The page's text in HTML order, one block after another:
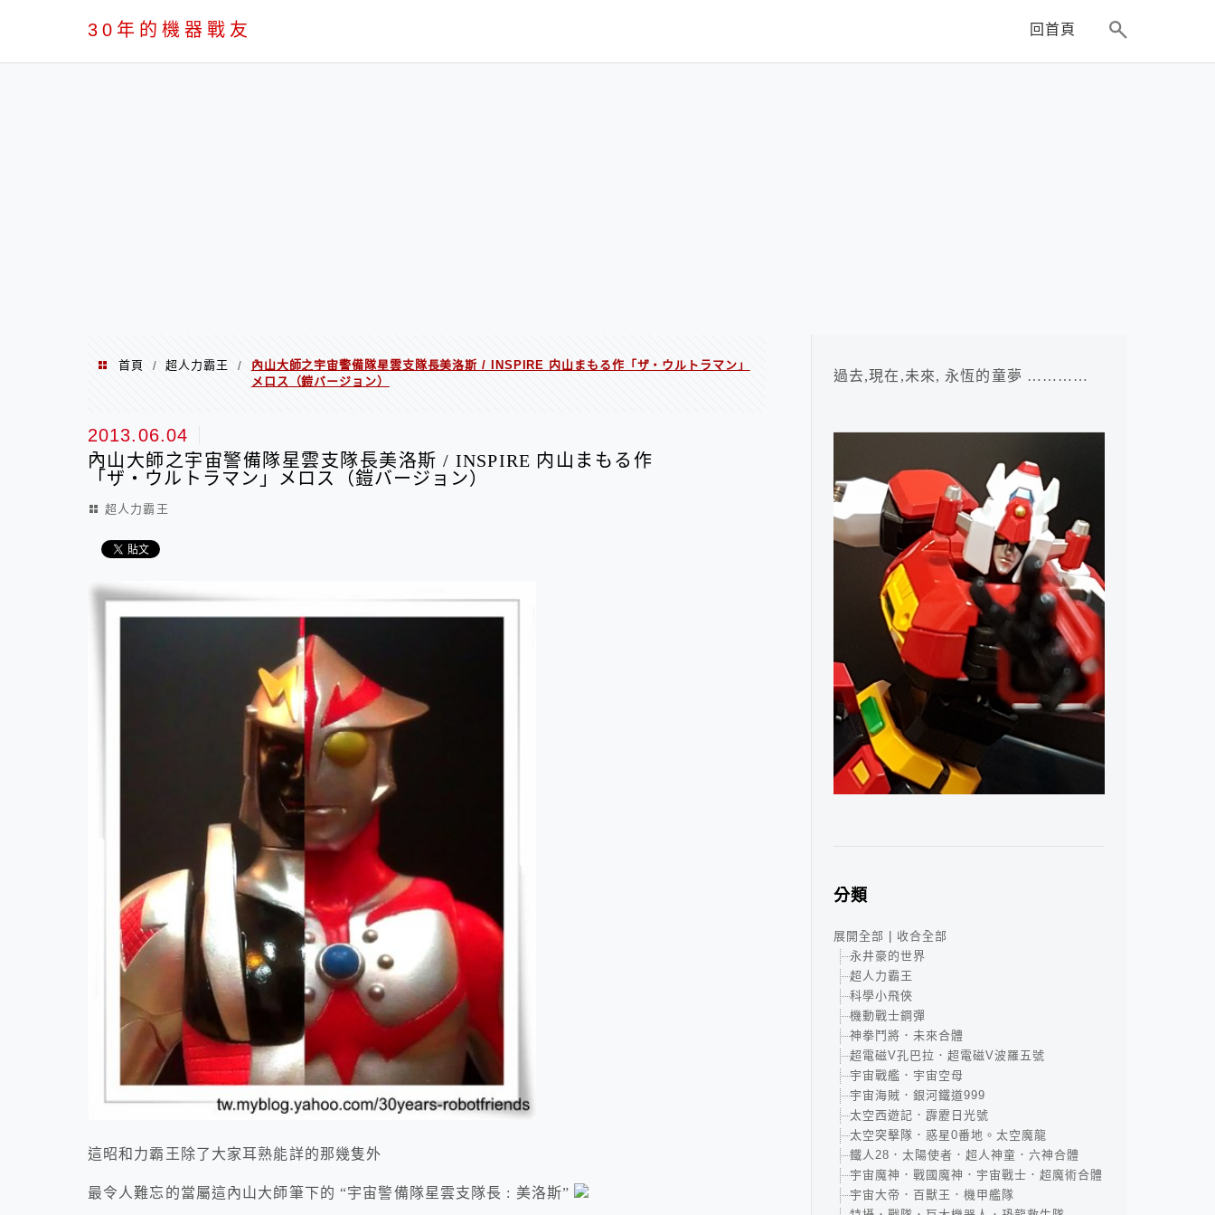
30年的機器戰友 回首頁
首頁 / 超人力霸王 /
內山大師之宇宙警備隊星雲支隊長美洛斯 / INSPIRE 内山まもる作「ザ・ウルトラマン」
メロス（鎧バージョン）
2013.06.04
內山大師之宇宙警備隊星雲支隊長美洛斯 / INSPIRE 内山まもる作
「ザ・ウルトラマン」メロス（鎧バージョン）
超人力霸王
這昭和力霸王除了大家耳熟能詳的那幾隻外
最令人難忘的當屬這內山大師筆下的 “宇宙警備隊星雲支隊長 : 美洛斯”
過去,現在,未來, 永恆的童夢 …………
分類
展開全部
收合全部
永井豪的世界
超人力霸王
科學小飛俠
機動戰士鋼彈
神拳鬥將．未來合體
超電磁V孔巴拉．超電磁V波羅五號
宇宙戰艦．宇宙空母
宇宙海賊．銀河鐵道999
太空西遊記．霹靂日光號
太空突擊隊．惑星0番地。太空魔龍
鐵人28．太陽使者．超人神童．六神合體
宇宙魔神．戰國魔神．宇宙戰士．超魔術合體
宇宙大帝．百獸王．機甲艦隊